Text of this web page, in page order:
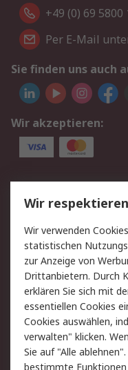
+49 (0) 69 5800
Per E-Mail
Sie finden uns auch
Wir akzeptieren:
Service
Value Added
Rücksendungen
Hilfe
Rechtliches
AGB
Cookie-Richtlinie
Copyright/
Wir
Wir verwenden
statistischen
zur Anzeige von
Drittanbietern. Durch
erklären Sie sich mit
essentiellen Cookies
Cookies auswählen,
verwalten" klicken.
Sie auf "Alle
bestimmte